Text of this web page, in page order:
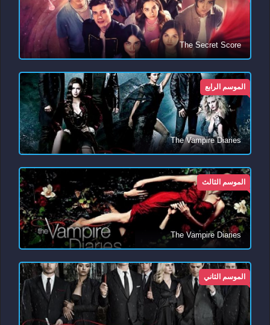
The Secret Score
الموسم الرابع
The Vampire Diaries
الموسم الثالث
The Vampire Diaries
الموسم الثاني